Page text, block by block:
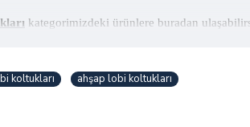
kategorimizdeki ürünlere buradan
koltukları ahşap lobi koltukları